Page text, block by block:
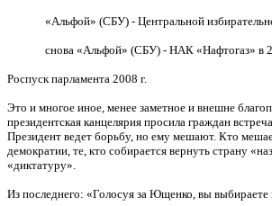
«Альфой» (СБУ) - Центральной избирательной
снова «Альфой» (СБУ) - НАК «Нафтогаз» в
Роспуск парламента 2008 г.
Это и многое иное, менее заметное и внешне
президентская канцелярия просила граждан
Президент ведет борьбу, но ему мешают. Кто
демократии, те, кто собирается вернуть страну
«диктатуру».
Из последнего: «Голосуя за Ющенко, вы выбираете